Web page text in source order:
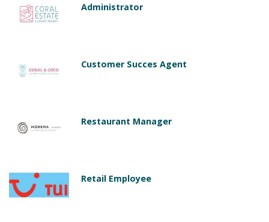
Administrator
Customer Succes Agent
Restaurant Manager
Retail Employee